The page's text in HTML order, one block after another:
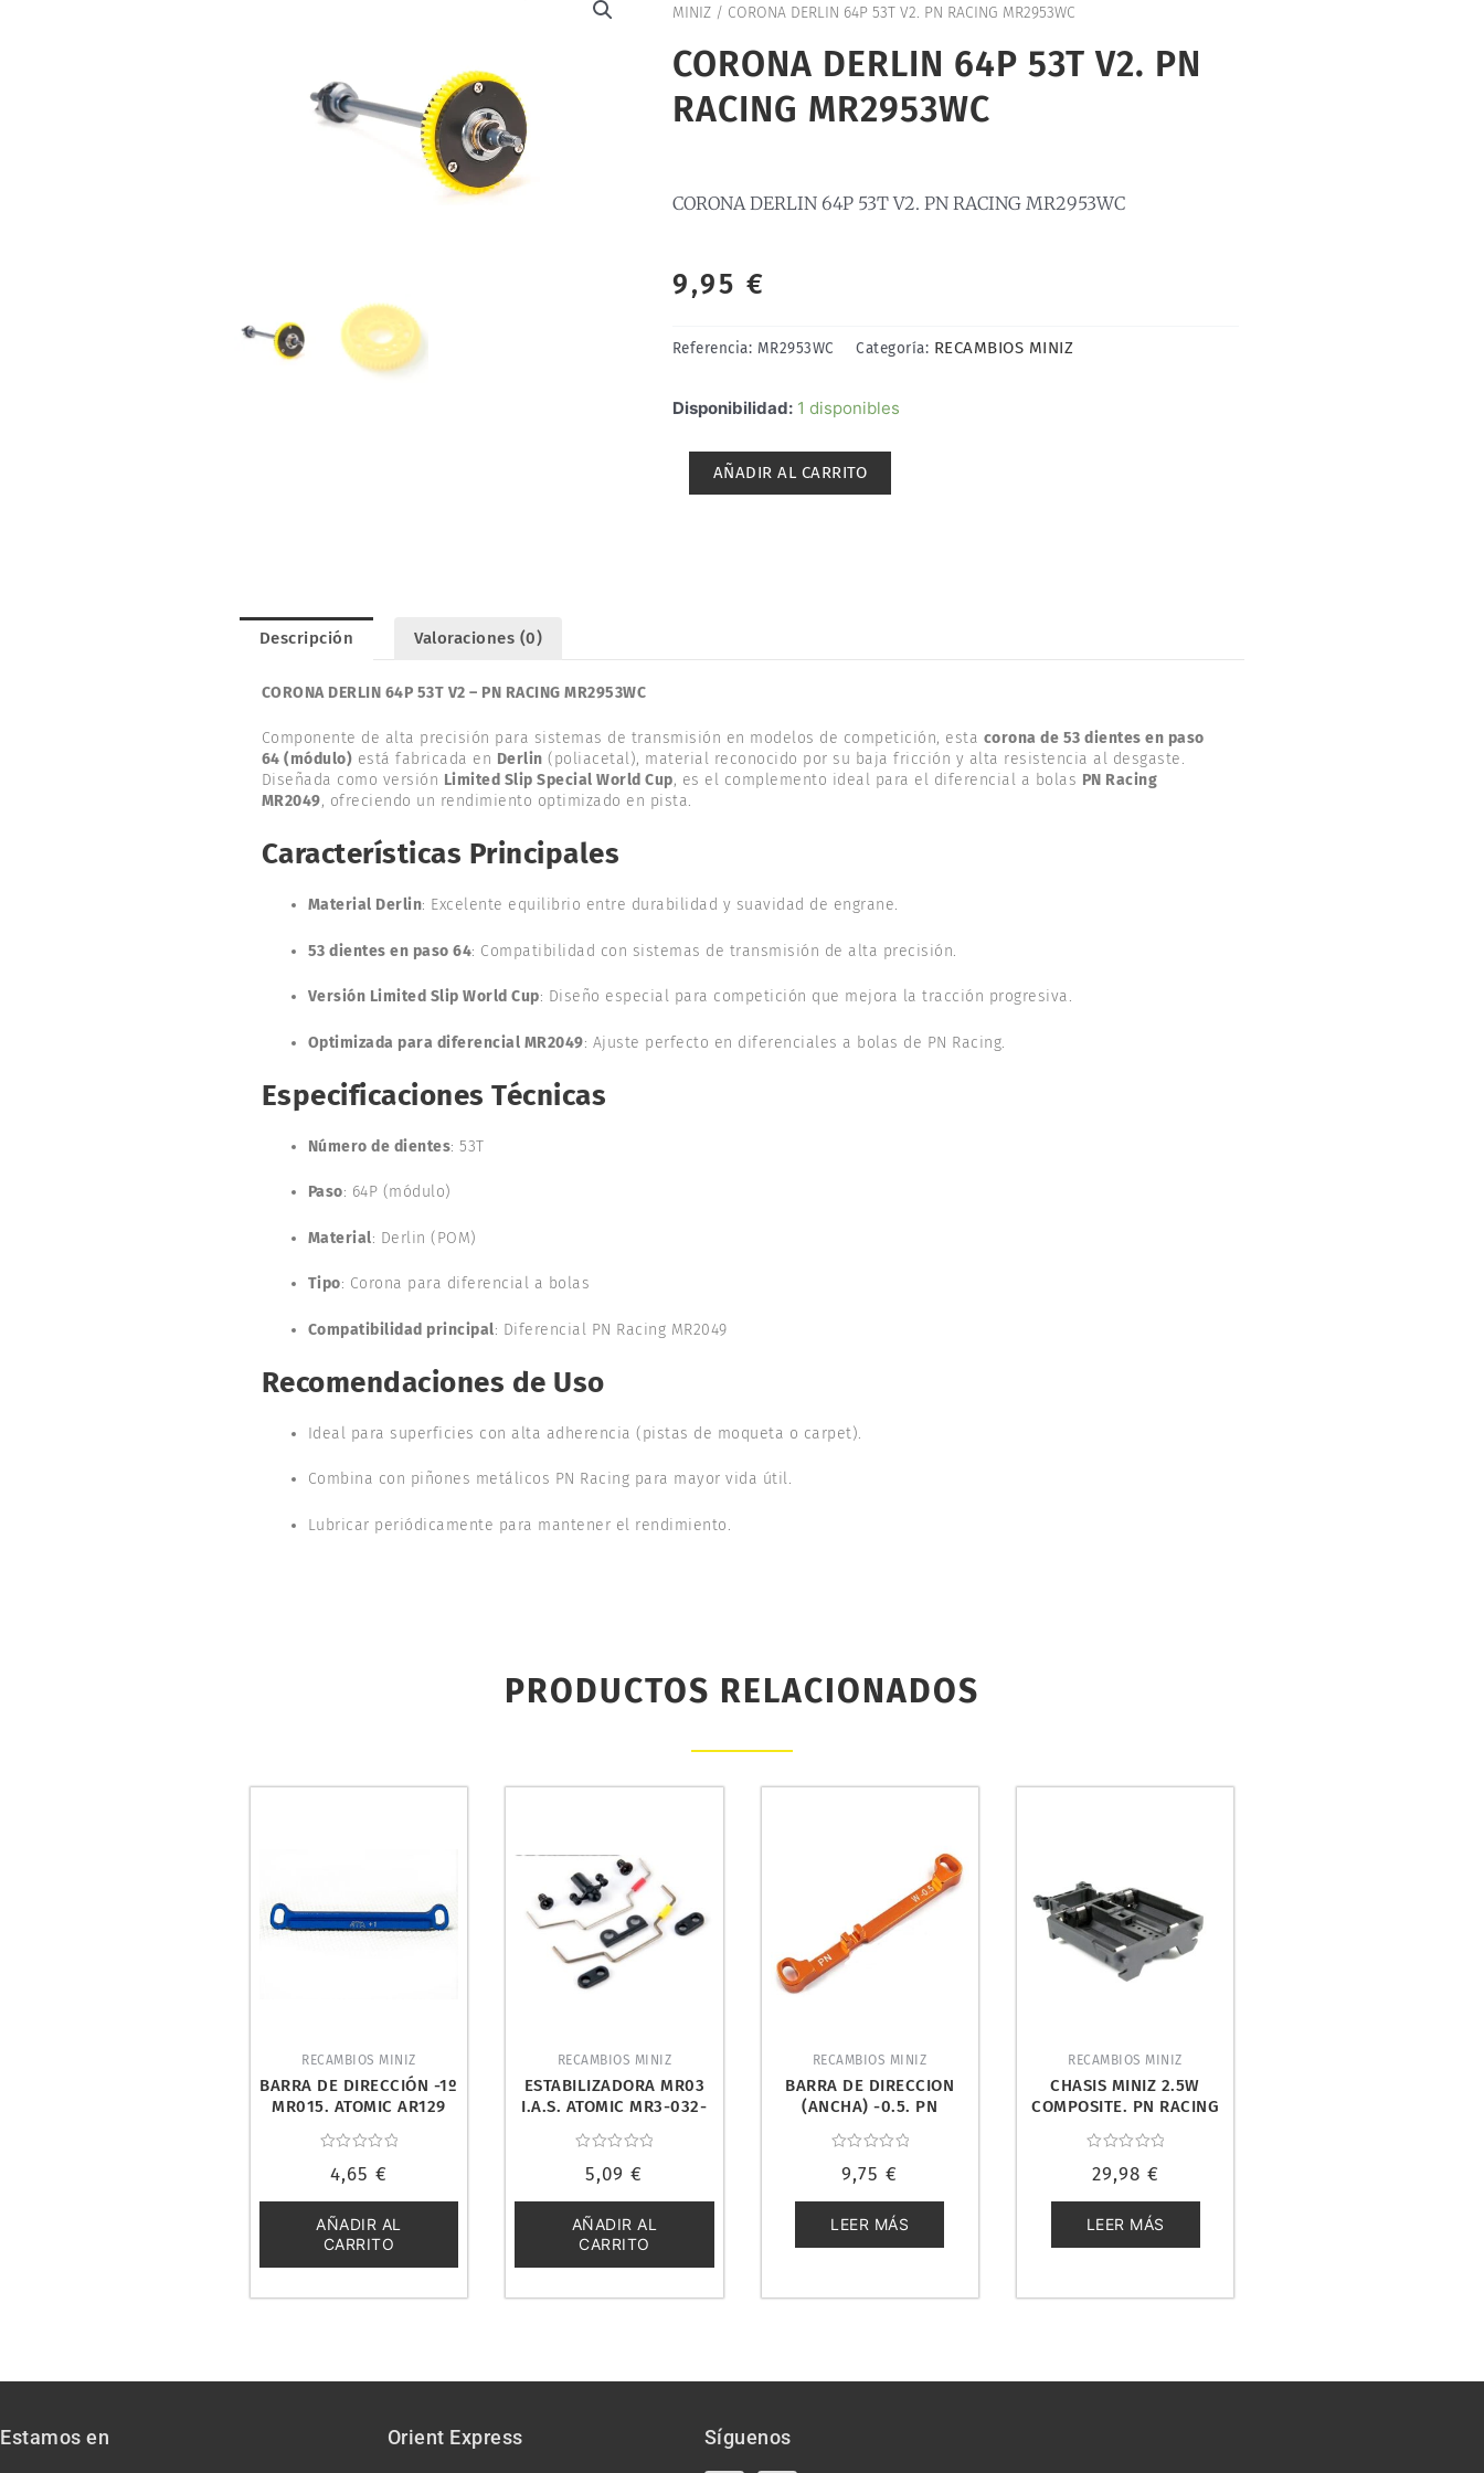
MINIZ/ CORONA DERLIN 64P 53T V2. PN RACING MR2953WC
CORONA DERLIN 64P 53T V2. PN
RACING MR2953WC
CORONA DERLIN 64P 53T V2. PN RACING MR2953WC
9,95 €
Referencia: MR2953WC Categoría: RECAMBIOS MINIZ
Disponibilidad: 1 disponibles
CORONA
AÑADIR AL CARRITO
Descripción Valoraciones (0)
CORONA DERLIN 64P 53T V2 – PN RACING MR2953WC
Componente de alta precisión para sistemas de transmisión en modelos de competición, esta corona de 53 dientes en paso
64 (módulo) está fabricada en Derlin (poliacetal), material reconocido por su baja fricción y alta resistencia al desgaste.
Diseñada como versión Limited Slip Special World Cup, es el complemento ideal para el diferencial a bolas PN Racing
MR2049, ofreciendo un rendimiento optimizado en pista.
Características Principales
Material Derlin: Excelente equilibrio entre durabilidad y suavidad de engrane.
53 dientes en paso 64: Compatibilidad con sistemas de transmisión de alta precisión.
Versión Limited Slip World Cup: Diseño especial para competición que mejora la tracción progresiva.
Optimizada para diferencial MR2049: Ajuste perfecto en diferenciales a bolas de PN Racing.
Especificaciones Técnicas
Número de dientes: 53T
Paso: 64P (módulo)
Material: Derlin (POM)
Tipo: Corona para diferencial a bolas
Compatibilidad principal: Diferencial PN Racing MR2049
Recomendaciones de Uso
Ideal para superficies con alta adherencia (pistas de moqueta o carpet).
Combina con piñones metálicos PN Racing para mayor vida útil.
Lubricar periódicamente para mantener el rendimiento.
PRODUCTOS RELACIONADOS
RECAMBIOS MINIZ
BARRA DE DIRECCIÓN -1º
MR015. ATOMIC AR129
con
de
5
4,65 €
AÑADIR AL
CARRITO
RECAMBIOS MINIZ
ESTABILIZADORA MR03
I.A.S. ATOMIC MR3-032-
con
de
5
5,09€
AÑADIR AL
CARRITO
RECAMBIOS MINIZ
BARRA DE DIRECCION
(ANCHA) -0.5. PN
con
de
5
9,75€
LEER MÁS
RECAMBIOS MINIZ
CHASIS MINIZ 2.5W
COMPOSITE. PN RACING
con
de
5
29,98 €
LEER MÁS
Estamos en Orient Express Síguenos